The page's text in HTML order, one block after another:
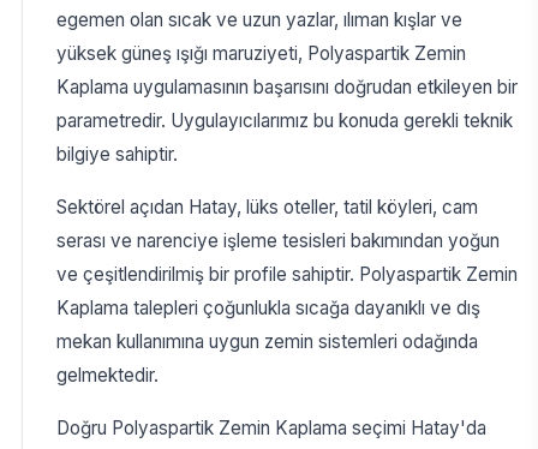
egemen olan sıcak ve uzun yazlar, ılıman kışlar ve
yüksek güneş ışığı maruziyeti, Polyaspartik Zemin
Kaplama uygulamasının başarısını doğrudan etkileyen bir
parametredir. Uygulayıcılarımız bu konuda gerekli teknik
bilgiye sahiptir.
Sektörel açıdan Hatay, lüks oteller, tatil köyleri, cam
serası ve narenciye işleme tesisleri bakımından yoğun
ve çeşitlendirilmiş bir profile sahiptir. Polyaspartik Zemin
Kaplama talepleri çoğunlukla sıcağa dayanıklı ve dış
mekan kullanımına uygun zemin sistemleri odağında
gelmektedir.
Doğru Polyaspartik Zemin Kaplama seçimi Hatay'da